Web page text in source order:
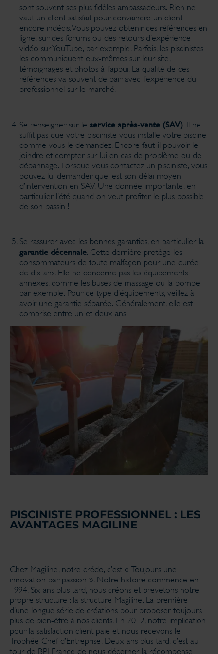
sont souvent ses plus fidèles ambassadeurs. Rien ne
vaut un client satisfait pour convaincre un client
encore indécis. Vous pouvez obtenir ces références en
ligne, sur des forums ou des retours d’expérience
vidéo sur YouTube, par exemple. Parfois, les piscinistes
les communiquent eux-mêmes sur leur site,
témoignages et photos à l’appui. La qualité de ces
références va souvent de pair avec l’expérience du
professionnel sur le marché.
Se renseigner sur le service après-vente (SAV). Il ne
suffit pas que votre pisciniste vous installe votre piscine
comme vous le demandez. Encore faut-il pouvoir le
joindre et compter sur lui en cas de problème ou de
dépannage. Lorsque vous contactez un pisciniste, vous
pouvez lui demander quel est son délai moyen
d’intervention en SAV. Une donnée importante, en
particulier l’été quand on veut profiter le plus possible
de son bassin !
Se rassurer avec les bonnes garanties, en particulier la
garantie décennale. Cette dernière protège les
consommateurs de toute malfaçon pour une durée
de dix ans. Elle ne concerne pas les équipements
annexes, comme les buses de massage ou la pompe
par exemple. Pour ce type d’équipements, veillez à
avoir une garantie séparée. Généralement, elle est
comprise entre un et deux ans.
PISCINISTE PROFESSIONNEL : LES
AVANTAGES MAGILINE
Chez Magiline, notre crédo, c’est « Toujours une
innovation par passion ». Notre histoire commence en
1994. Six ans plus tard, nous créons et brevetons notre
propre structure : la structure Magiline. La première
d’une longue série de créations pour proposer toujours
plus de bien-être à nos clients. En 2012, notre implication
pour la satisfaction client paie et nous recevons le
Trophée Chef d’Entreprise. Deux ans plus tard, c’est au
tour de BPI France de nous décerner la récompense